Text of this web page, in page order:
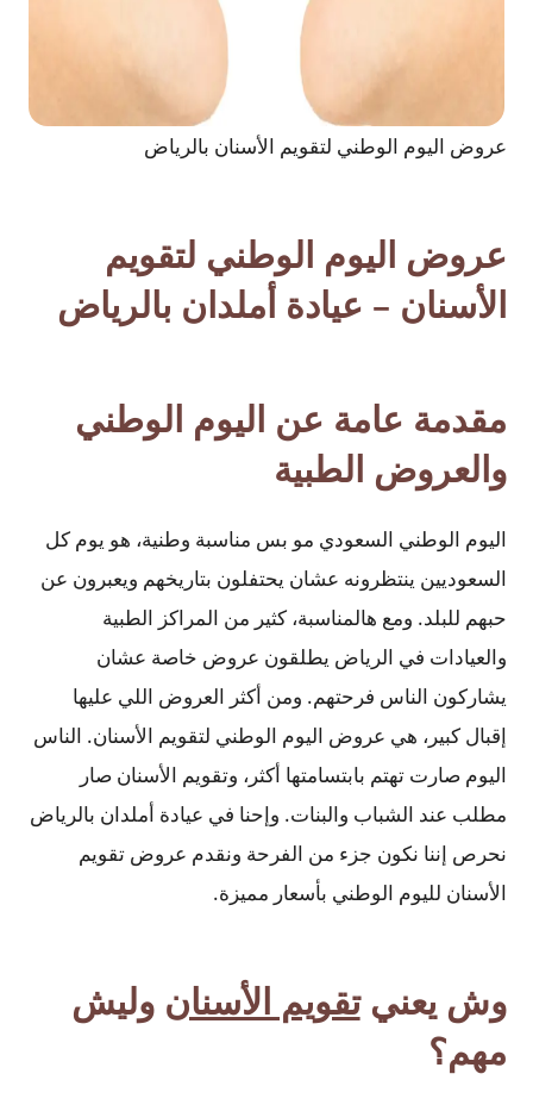
عروض اليوم الوطني لتقويم الأسنان بالرياض
عروض اليوم الوطني لتقويم
الأسنان – عيادة أملدان بالرياض
مقدمة عامة عن اليوم الوطني
والعروض الطبية
اليوم الوطني السعودي مو بس مناسبة وطنية، هو يوم كل
السعوديين ينتظرونه عشان يحتفلون بتاريخهم ويعبرون عن
حبهم للبلد. ومع هالمناسبة، كثير من المراكز الطبية
والعيادات في الرياض يطلقون عروض خاصة عشان
يشاركون الناس فرحتهم. ومن أكثر العروض اللي عليها
إقبال كبير، هي عروض اليوم الوطني لتقويم الأسنان. الناس
اليوم صارت تهتم بابتسامتها أكثر، وتقويم الأسنان صار
مطلب عند الشباب والبنات. وإحنا في عيادة أملدان بالرياض
نحرص إننا نكون جزء من الفرحة ونقدم عروض تقويم
الأسنان لليوم الوطني بأسعار مميزة.
وش يعنيتقويم الأسنان وليش
مهم؟